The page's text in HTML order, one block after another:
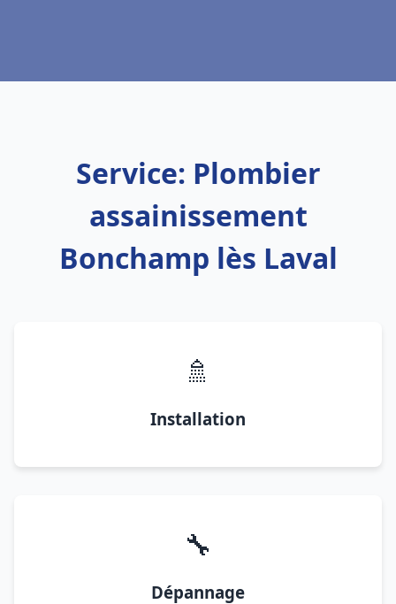
Service: Plombier
assainissement
Bonchamp lès Laval
🚿
Installation
🔧
Dépannage